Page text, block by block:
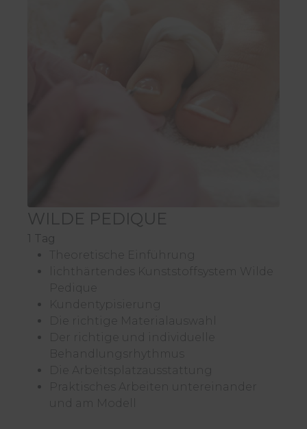
WILDE PEDIQUE
1 Tag
Theoretische Einführung
lichthärtendes Kunststoffsystem Wilde
Pedique
Kundentypisierung
Die richtige Materialauswahl
Der richtige und individuelle
Behandlungsrhythmus
Die Arbeitsplatzausstattung
Praktisches Arbeiten untereinander
und am Modell